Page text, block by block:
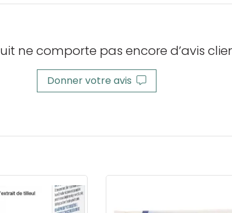
ne comporte pas encore d’avis
Donner votre avis